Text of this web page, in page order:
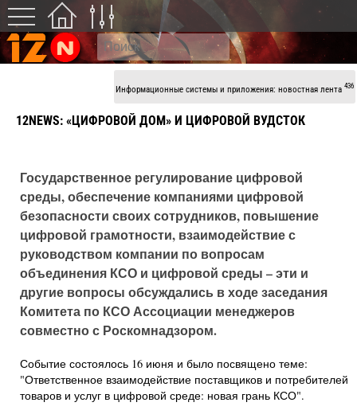
Информационные системы и приложения: новостная лента 436
12NEWS: «ЦИФРОВОЙ ДОМ» И ЦИФРОВОЙ ВУДСТОК
Государственное регулирование цифровой
среды, обеспечение компаниями цифровой
безопасности своих сотрудников, повышение
цифровой грамотности, взаимодействие с
руководством компании по вопросам
объединения КСО и цифровой среды – эти и
другие вопросы обсуждались в ходе заседания
Комитета по КСО Ассоциации менеджеров
совместно с Роскомнадзором.
Событие состоялось 16 июня и было посвящено теме:
"Ответственное взаимодействие поставщиков и потребителей
товаров и услуг в цифровой среде: новая грань КСО".